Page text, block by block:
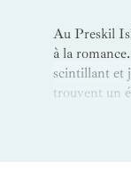
Au Preskil
à la
scintillant et
trouvent un
détendre et